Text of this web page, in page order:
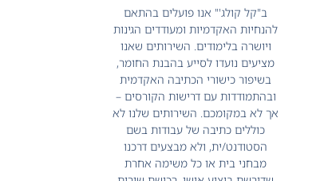
ב"קל קולג'" אנו פועלים בהתאם
להנחיות האקדמיות ומעודדים הגינות
ויושרה בלימודים. השירותים שאנו
מציעים נועדו לסייע בהבנת החומר,
בשיפור כישורי הכתיבה האקדמית
ובהתמודדות עם דרישות הקורסים –
אך לא במקומכם. השירותים שלנו לא
כוללים כתיבה של עבודות בשם
הסטודנט/ית, ולא מבצעים דרכנו
מבחני בית או כל משימה אחרת